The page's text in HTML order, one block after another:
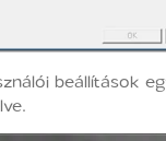
beállítások